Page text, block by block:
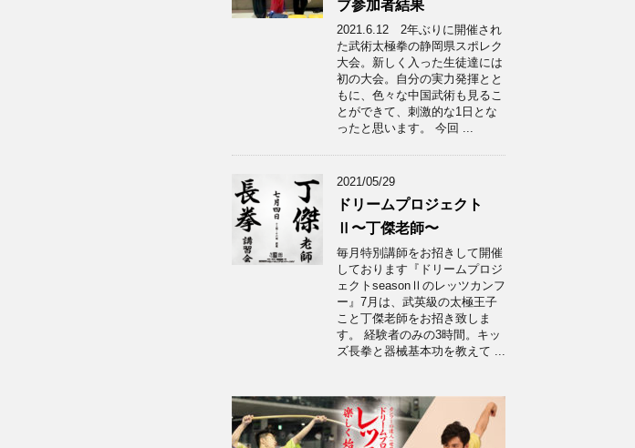
ブ参加者結果
2021.6.12 2年ぶりに開催され
た武術太極拳の静岡県スポレク
大会。新しく入った生徒達には
初の大会。自分の実力発揮とと
もに、色々な中国武術も見るこ
とができて、刺激的な1日とな
ったと思います。 今回 ...
2021/05/29
ドリームプロジェクト
Ⅱ〜丁傑老師〜
毎月特別講師をお招きして開催
しております『ドリームプロジ
ェクトseasonⅡのレッツカンフ
ー』7月は、武英級の太極王子
こと丁傑老師をお招き致しま
す。 経験者のみの3時間。キッ
ズ長拳と器械基本功を教えて ...